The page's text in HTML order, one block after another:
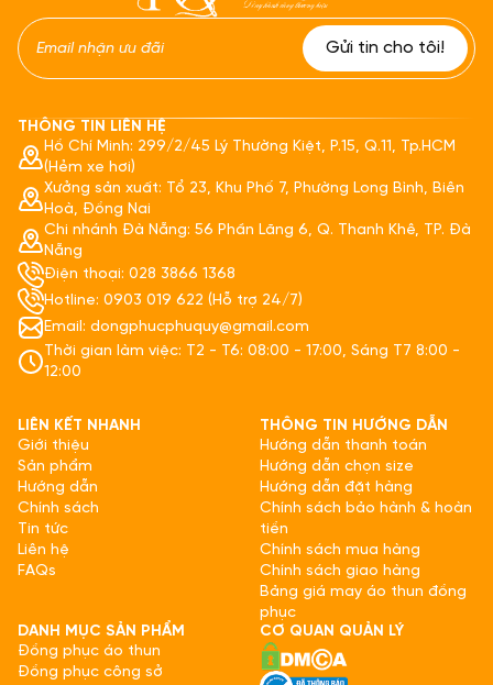
THÔNG TIN LIÊN HỆ
Hồ Chí Minh: 299/2/45 Lý Thường Kiệt, P.15, Q.11, Tp.HCM
(Hẻm xe hơi)
Xưởng sản xuất: Tổ 23, Khu Phố 7, Phường Long Bình, Biên
Hoà, Đồng Nai
Chi nhánh Đà Nẵng: 56 Phần Lăng 6, Q. Thanh Khê, TP. Đà
Nẵng
Điện thoại: 028 3866 1368
Hotline: 0903 019 622 (Hỗ trợ 24/7)
Email: dongphucphuquy@gmail.com
Thời gian làm việc: T2 - T6: 08:00 - 17:00, Sáng T7 8:00 -
12:00
LIÊN KẾT NHANH
Giới thiệu
Sản phẩm
Hướng dẫn
Chính sách
Tin tức
Liên hệ
FAQs
THÔNG TIN HƯỚNG DẪN
Hướng dẫn thanh toán
Hướng dẫn chọn size
Hướng dẫn đặt hàng
Chính sách bảo hành & hoàn
tiền
Chính sách mua hàng
Chính sách giao hàng
Bảng giá may áo thun đồng
phục
DANH MỤC SẢN PHẨM
Đồng phục áo thun
Đồng phục công sở
CƠ QUAN QUẢN LÝ